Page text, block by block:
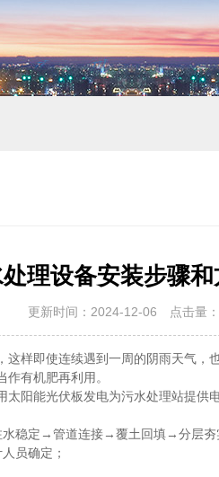
理设备安装步骤和
更新时间：2024-12-06 点击量：
样即使连续遇到一周的阴雨天气
有机肥再利用。
能光伏板发电为污水处理站提供
定→管道连接→覆土回填→分层夯
员确定；